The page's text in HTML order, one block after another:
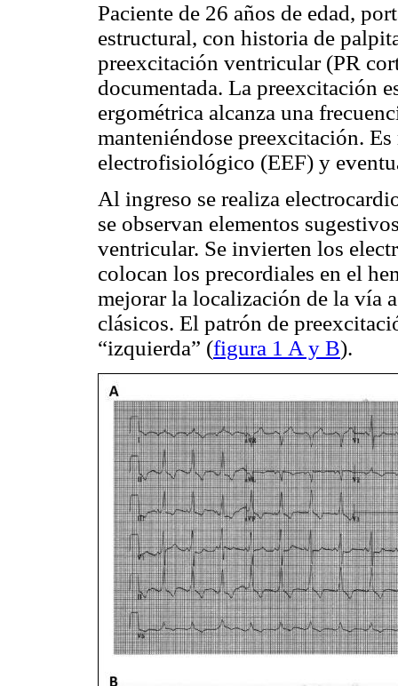
Paciente de 26 años de edad,
estructural, con historia de
preexcitación ventricular (PR
documentada. La preexcitación
ergométrica alcanza una
manteniéndose preexcitación.
electrofisiológico (EEF) y
Al ingreso se realiza
se observan elementos
ventricular. Se invierten los
colocan los precordiales en el
mejorar la localización de la vía
clásicos. El patrón de
“izquierda” (figura 1 A y B).